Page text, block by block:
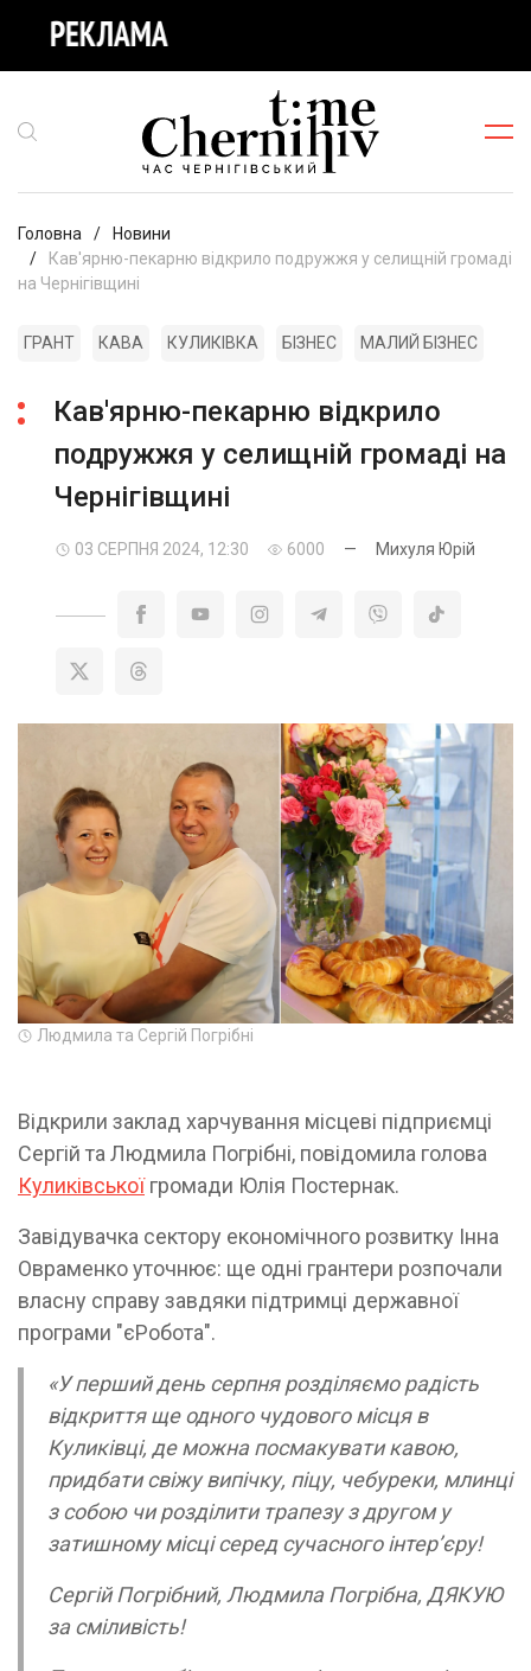
Головна
Новини
Кав'ярню-пекарню відкрило подружжя у селищній громаді
на Чернігівщині
ГРАНТ КАВА КУЛИКІВКА БІЗНЕС МАЛИЙ БІЗНЕС
Кав'ярню-пекарню відкрило
подружжя у селищній громаді на
Чернігівщині
03 СЕРПНЯ 2024, 12:30 6000 — Михуля Юрій
Людмила та Сергій Погрібні
Відкрили заклад харчування місцеві підприємці
Сергій та Людмила Погрібні, повідомила голова
Куликівськоїгромади Юлія Постернак.
Завідувачка сектору економічного розвитку Інна
Овраменко уточнює: ще одні грантери розпочали
власну справу завдяки підтримці державної
програми "єРобота".
«У перший день серпня розділяємо радість
відкриття ще одного чудового місця в
Куликівці, де можна посмакувати кавою,
придбати свіжу випічку, піцу, чебуреки, млинці
з собою чи розділити трапезу з другом у
затишному місці серед сучасного інтерʼєру!
Сергій Погрібний, Людмила Погрібна, ДЯКУЮ
за сміливість!